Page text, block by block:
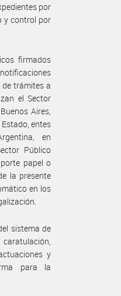
por
y control por
firmados
trámites a
el Sector
Aires,
entes
en
Público
papel o
la presente
en los
sistema de
y
para la